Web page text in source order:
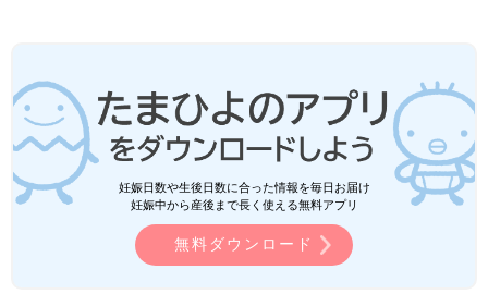
妊娠日数や生後日数に合った情報を毎日お届け
妊娠中から産後まで長く使える無料アプリ
無料ダウンロード